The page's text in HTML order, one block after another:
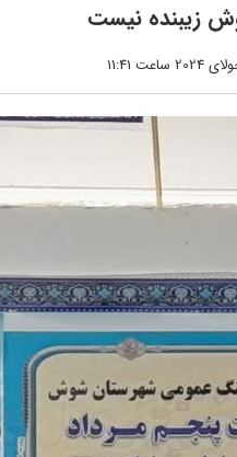
زیبنده نیست